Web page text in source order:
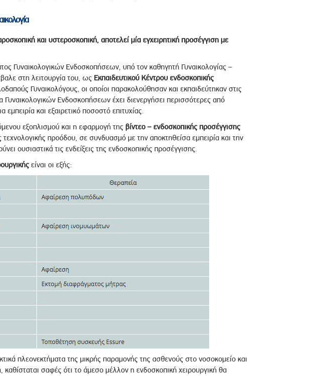
και υστεροσκοπική, αποτελεί μία εγχειρητική προσέγγιση με
Γυναικολογικών Ενδοσκοπήσεων, υπό τον καθηγητή Γυναικολογίας –
στη λειτουργία του, ως Εκπαιδευτικού Κέντρου ενδοσκοπικής
Γυναικολόγους, οι οποίοι παρακολούθησαν και εκπαιδεύτηκαν στις
Ενδοσκοπήσεων έχει διενεργήσει περισσότερες από
και εξαιρετικό ποσοστό επιτυχίας.
εξοπλισμού και η εφαρμογή της βίντεο – ενδοσκοπικής προσέγγισης
προόδου, σε συνδυασμό με την αποκτηθείσα εμπειρία και την
ουσιαστικά τις ενδείξεις της ενδοσκοπικής προσέγγισης.
είναι οι εξής:
πλεονεκτήματα της μικρής παραμονής της ασθενούς στο νοσοκομείο και
σαφές ότι το άμεσο μέλλον η ενδοσκοπική χειρουργική θα